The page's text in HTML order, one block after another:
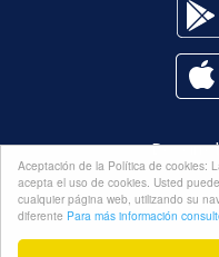
Aceptación de la Política de cookies:
acepta el uso de cookies. Usted
cualquier página web, utilizando su
diferente Para más información